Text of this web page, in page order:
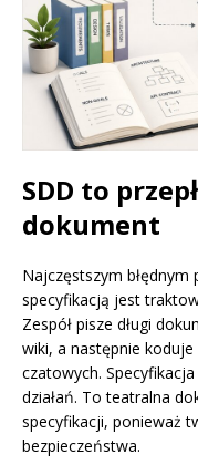
SDD to
dokument
Najczęstszym
specyfikacją jest
Zespół pisze długi
wiki, a następnie
czatowych.
działań. To teatralna
specyfikacji, ponieważ
bezpieczeństwa.